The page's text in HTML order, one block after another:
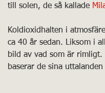
till solen, de så kallade
Koldioxidhalten i
ca 40 år sedan. Liksom i
bild av vad som är rimligt.
baserar de sina uttalanden